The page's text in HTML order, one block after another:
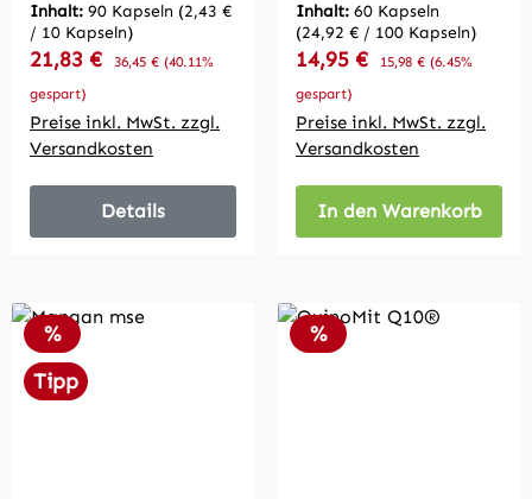
Inhalt: 90 Kapseln (2,43 €
/ 10 Kapseln)
Verkaufspreis:
21,83 € Regulärer Preis:
36,45 € (40.11%
gespart)
Preise inkl. MwSt. zzgl.
Versandkosten
Details
Inhalt: 60 Kapseln
(24,92 € / 100 Kapseln)
Verkaufspreis:
14,95 € Regulärer Preis:
15,98 € (6.45%
gespart)
Preise inkl. MwSt. zzgl.
Versandkosten
In den Warenkorb
Rabatt
%
Tipp
Rabatt
%